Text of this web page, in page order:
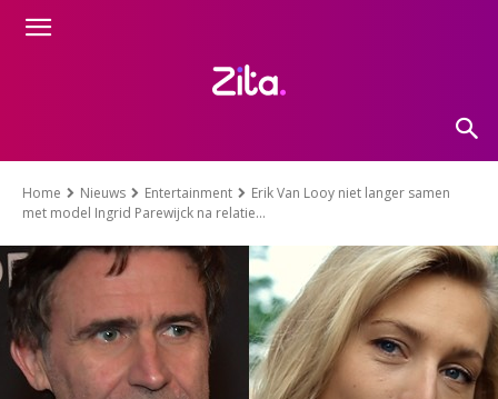
Home Nieuws Entertainment
Erik Van Looy niet langer samen
met model Ingrid Parewijck na relatie...